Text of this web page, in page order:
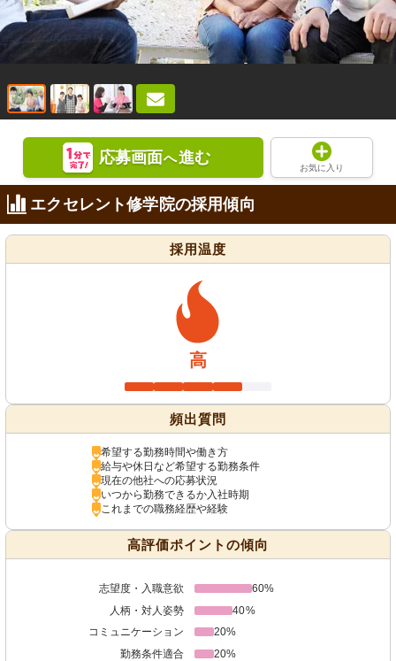
応募画面へ進む
お気に入り
エクセレント修学院の採用傾向
採用温度
高
頻出質問
希望する勤務時間や働き方
給与や休日など希望する勤務条件
現在の他社への応募状況
いつから勤務できるか入社時期
これまでの職務経歴や経験
高評価ポイントの傾向
志望度・入職意欲
60%
人柄・対人姿勢
40%
コミュニケーション
20%
勤務条件適合
20%